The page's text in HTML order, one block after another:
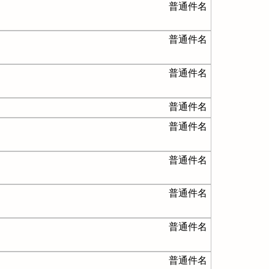
普通件名
普通件名
普通件名
普通件名
普通件名
普通件名
普通件名
普通件名
普通件名